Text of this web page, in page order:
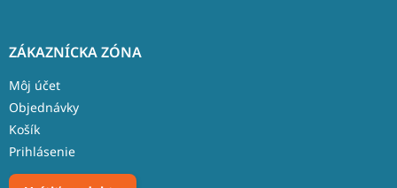
ZÁKAZNÍCKA ZÓNA
Môj účet
Objednávky
Košík
Prihlásenie